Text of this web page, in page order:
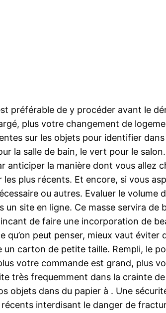
préférable de y procéder avant le
plus votre changement de
sur les objets pour identifier
la salle de bain, le vert pour le
la manière dont vous allez
plus récents. Et encore, si vous
ou autres. Evaluer le volume
site en ligne. Ce masse servira de
de faire une incorporation de
qu’on peut penser, mieux vaut éviter
un carton de petite taille. Rempli, le
votre commande est grand, plus
très frequemment dans la crainte de
objets dans du papier à . Une
interdisant le danger de